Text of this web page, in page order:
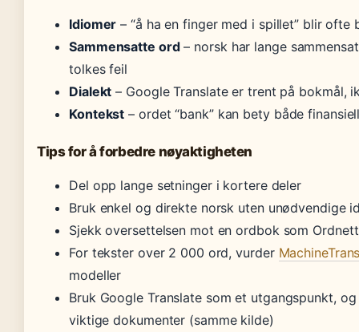
Idiomer – “å ha en finger med i spillet” blir
Sammensatte ord– norsk har lange
tolkes feil
Dialekt – Google Translate er trent på bokmål,
Kontekst – ordet “bank” kan bety både
Tips for å forbedre nøyaktigheten
Del opp lange setninger i kortere deler
Bruk enkel og direkte norsk uten unødvendige
Sjekk oversettelsen mot en ordbok som
For tekster over 2 000 ord, vurder
modeller
Bruk Google Translate som et utgangspunkt,
viktige dokumenter (samme kilde)